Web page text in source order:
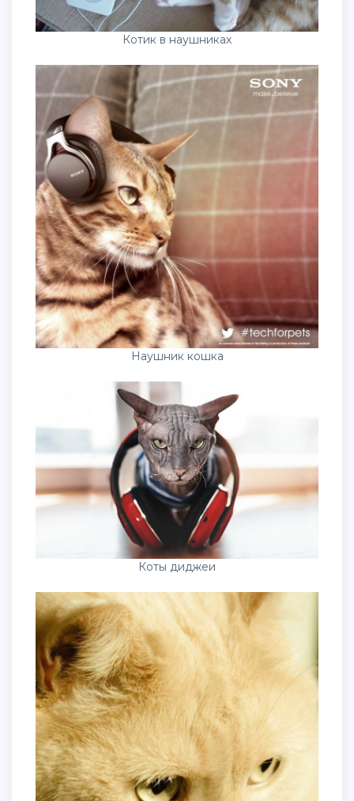
Котик в наушниках
Наушник кошка
Коты диджеи